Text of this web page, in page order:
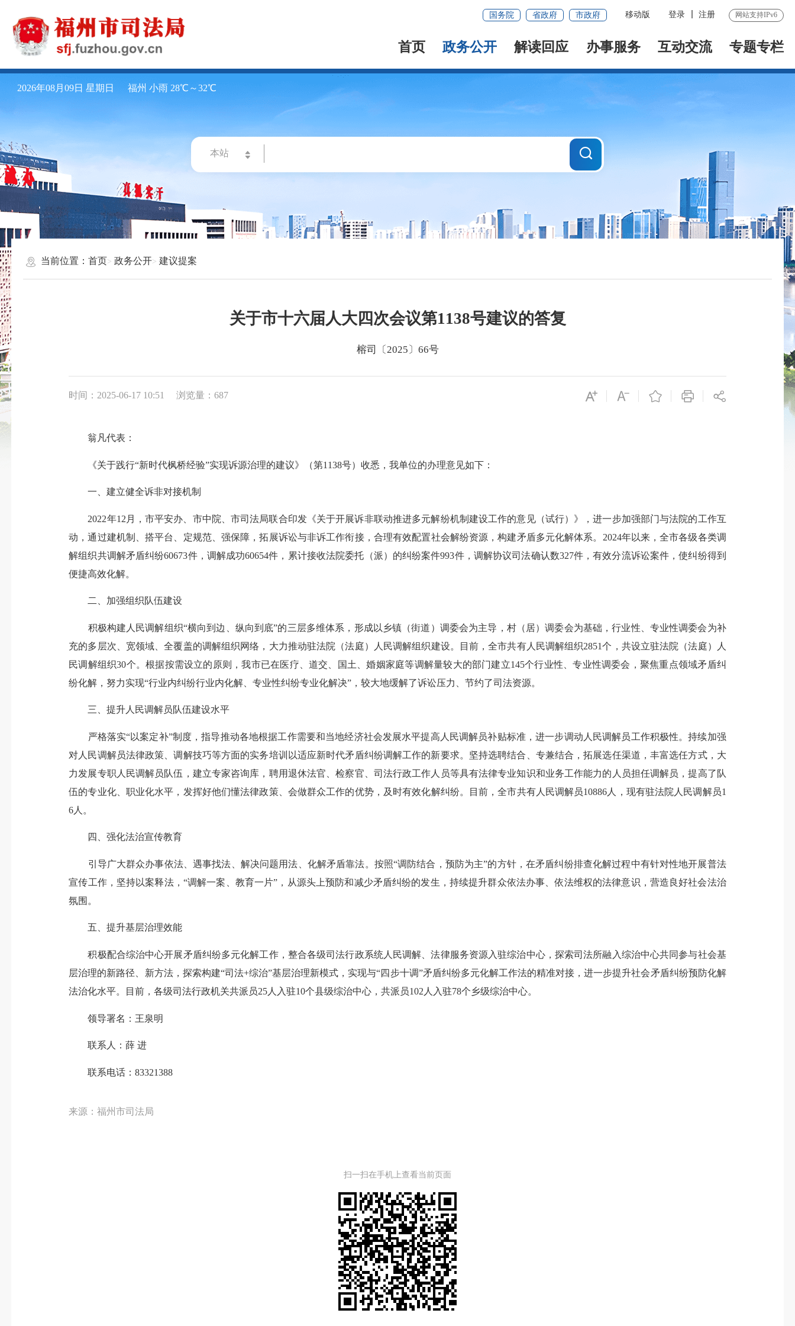
国务院 省政府 市政府 移动版 登录 注册 网站支持IPv6
首页 政务公开 解读回应 办事服务 互动交流 专题专栏
2026年08月09日 星期日 福州 小雨 28℃～32℃
当前位置：首页 政务公开 建议提案
关于市十六届人大四次会议第1138号建议的答复
榕司〔2025〕66号
时间：2025-06-17 10:51 浏览量：687
翁凡代表：
《关于践行“新时代枫桥经验”实现诉源治理的建议》（第1138号）收悉，我单位的办理意见如下：
一、建立健全诉非对接机制
2022年12月，市平安办、市中院、市司法局联合印发《关于开展诉非联动推进多元解纷机制建设工作的意见（试行）》，进一步加强部门与法院的工作互
动，通过建机制、搭平台、定规范、强保障，拓展诉讼与非诉工作衔接，合理有效配置社会解纷资源，构建矛盾多元化解体系。2024年以来，全市各级各类调
解组织共调解矛盾纠纷60673件，调解成功60654件，累计接收法院委托（派）的纠纷案件993件，调解协议司法确认数327件，有效分流诉讼案件，使纠纷得到
便捷高效化解。
二、加强组织队伍建设
积极构建人民调解组织“横向到边、纵向到底”的三层多维体系，形成以乡镇（街道）调委会为主导，村（居）调委会为基础，行业性、专业性调委会为补
充的多层次、宽领域、全覆盖的调解组织网络，大力推动驻法院（法庭）人民调解组织建设。目前，全市共有人民调解组织2851个，共设立驻法院（法庭）人
民调解组织30个。根据按需设立的原则，我市已在医疗、道交、国土、婚姻家庭等调解量较大的部门建立145个行业性、专业性调委会，聚焦重点领域矛盾纠
纷化解，努力实现“行业内纠纷行业内化解、专业性纠纷专业化解决”，较大地缓解了诉讼压力、节约了司法资源。
三、提升人民调解员队伍建设水平
严格落实“以案定补”制度，指导推动各地根据工作需要和当地经济社会发展水平提高人民调解员补贴标准，进一步调动人民调解员工作积极性。持续加强
对人民调解员法律政策、调解技巧等方面的实务培训以适应新时代矛盾纠纷调解工作的新要求。坚持选聘结合、专兼结合，拓展选任渠道，丰富选任方式，大
力发展专职人民调解员队伍，建立专家咨询库，聘用退休法官、检察官、司法行政工作人员等具有法律专业知识和业务工作能力的人员担任调解员，提高了队
伍的专业化、职业化水平，发挥好他们懂法律政策、会做群众工作的优势，及时有效化解纠纷。目前，全市共有人民调解员10886人，现有驻法院人民调解员1
6人。
四、强化法治宣传教育
引导广大群众办事依法、遇事找法、解决问题用法、化解矛盾靠法。按照“调防结合，预防为主”的方针，在矛盾纠纷排查化解过程中有针对性地开展普法
宣传工作，坚持以案释法，“调解一案、教育一片”，从源头上预防和减少矛盾纠纷的发生，持续提升群众依法办事、依法维权的法律意识，营造良好社会法治
氛围。
五、提升基层治理效能
积极配合综治中心开展矛盾纠纷多元化解工作，整合各级司法行政系统人民调解、法律服务资源入驻综治中心，探索司法所融入综治中心共同参与社会基
层治理的新路径、新方法，探索构建“司法+综治”基层治理新模式，实现与“四步十调”矛盾纠纷多元化解工作法的精准对接，进一步提升社会矛盾纠纷预防化解
法治化水平。目前，各级司法行政机关共派员25人入驻10个县级综治中心，共派员102人入驻78个乡级综治中心。
领导署名：王泉明
联系人：薛 进
联系电话：83321388
来源：福州市司法局
扫一扫在手机上查看当前页面